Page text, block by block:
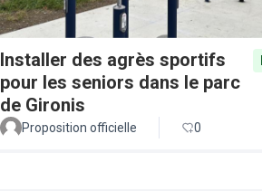
Installer des agrès sportifs
pour les seniors dans le parc
de Gironis
Proposition officielle 0